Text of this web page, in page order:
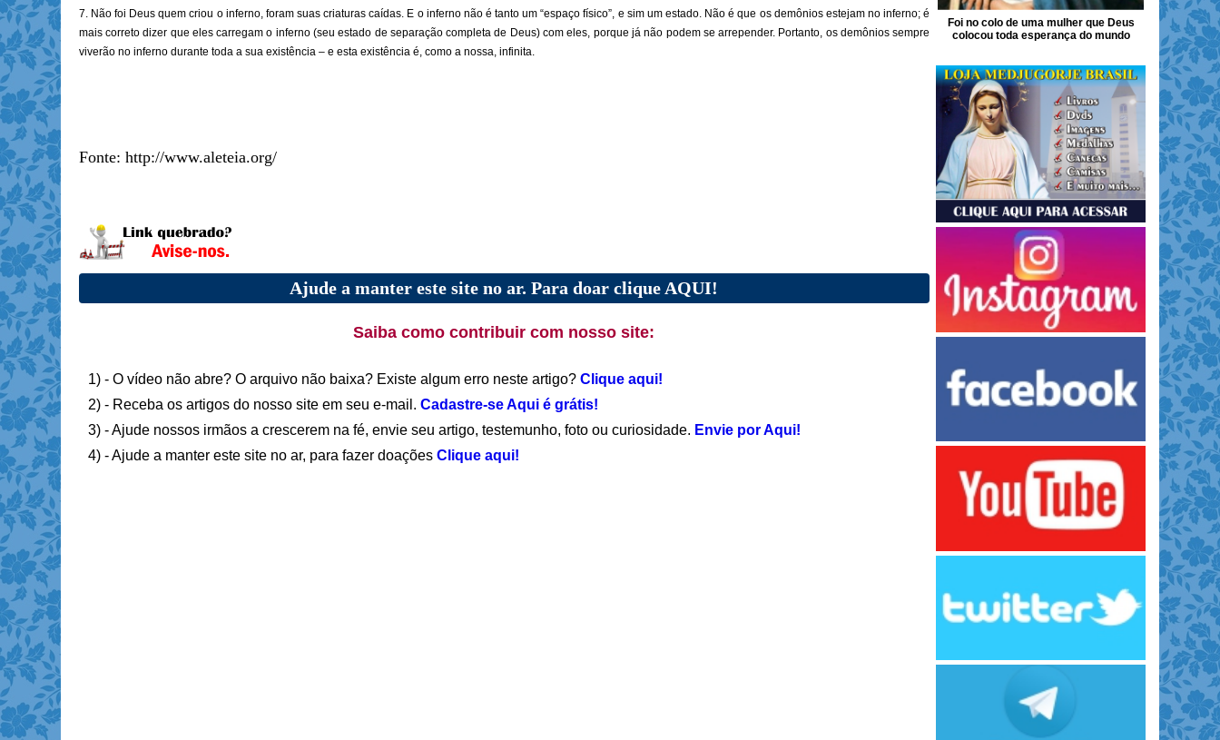
7. Não foi Deus quem criou o inferno, foram suas criaturas caídas. E o inferno não é tanto um “espaço físico”, e sim um estado. Não é que os demônios estejam no inferno; é
mais correto dizer que eles carregam o inferno (seu estado de separação completa de Deus) com eles, porque já não podem se arrepender. Portanto, os demônios sempre
viverão no inferno durante toda a sua existência – e esta existência é, como a nossa, infinita.
Fonte: http://www.aleteia.org/
Ajude a manter este site no ar. Para doar clique AQUI!
Saiba como contribuir com nosso site:
1) - O vídeo não abre? O arquivo não baixa? Existe algum erro neste artigo? Clique aqui!
2) - Receba os artigos do nosso site em seu e-mail. Cadastre-se Aqui é grátis!
3) - Ajude nossos irmãos a crescerem na fé, envie seu artigo, testemunho, foto ou curiosidade. Envie por Aqui!
4) - Ajude a manter este site no ar, para fazer doações Clique aqui!
Foi no colo de uma mulher que Deus
colocou toda esperança do mundo